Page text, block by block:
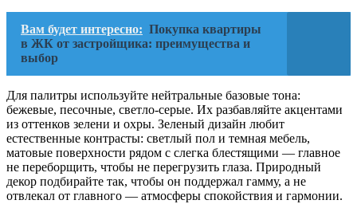
Вам будет интересно: Покупка квартиры
в ЖК от застройщика: преимущества и
выбор
Для палитры используйте нейтральные базовые тона:
бежевые, песочные, светло-серые. Их разбавляйте акцентами
из оттенков зелени и охры. Зеленый дизайн любит
естественные контрасты: светлый пол и темная мебель,
матовые поверхности рядом с слегка блестящими — главное
не переборщить, чтобы не перегрузить глаза. Природный
декор подбирайте так, чтобы он поддержал гамму, а не
отвлекал от главного — атмосферы спокойствия и гармонии.